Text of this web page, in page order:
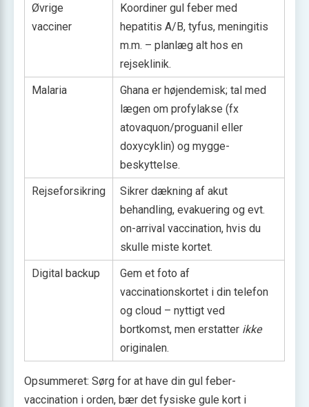
Øvrige
vacciner
Koordiner gul feber med
hepatitis A/B, tyfus, meningitis
m.m. – planlæg alt hos en
rejseklinik.
Malaria
Ghana er højendemisk; tal med
lægen om profylakse (fx
atovaquon/proguanil eller
doxycyklin) og mygge­
beskyttelse.
Rejseforsikring
Sikrer dækning af akut
behandling, evakuering og evt.
on-arrival vaccination, hvis du
skulle miste kortet.
Digital backup
Gem et foto af
vaccinationskortet i din telefon
og cloud – nyttigt ved
bortkomst, men erstatter ikke
originalen.
Opsummeret: Sørg for at have din gul feber-
vaccination i orden, bær det fysiske gule kort i